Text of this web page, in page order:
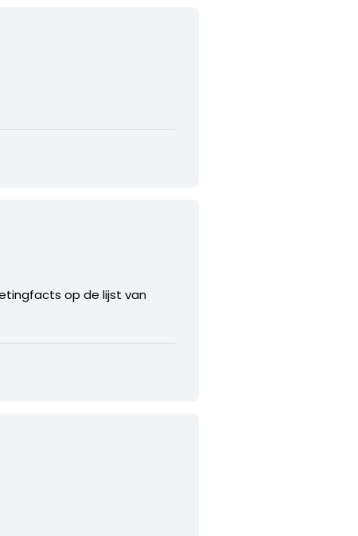
op de lijst van